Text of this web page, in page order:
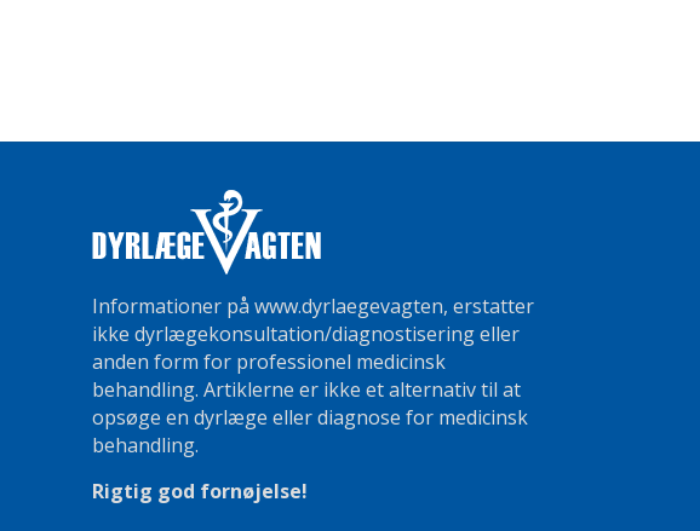
Informationer på www.dyrlaegevagten, erstatter
ikke dyrlægekonsultation/diagnostisering eller
anden form for professionel medicinsk
behandling. Artiklerne er ikke et alternativ til at
opsøge en dyrlæge eller diagnose for medicinsk
behandling.
Rigtig god fornøjelse!